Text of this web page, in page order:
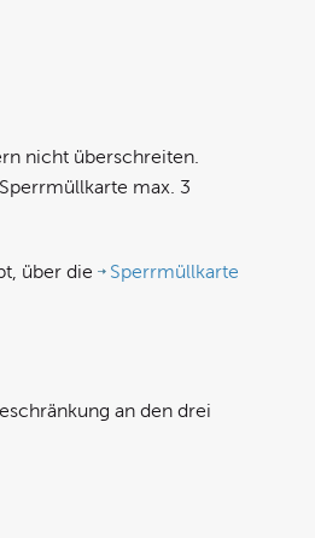
nicht überschreiten.
max. 3
über die
Sperrmüllkarte
an den drei